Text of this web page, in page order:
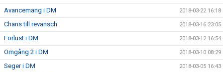
Avancemang i DM 2018-03-22 16:18
Chans till revansch 2018-03-16 23:05
Förlust i DM 2018-03-12 16:54
Omgång 2 i DM 2018-03-10 08:29
Seger i DM 2018-03-05 16:43